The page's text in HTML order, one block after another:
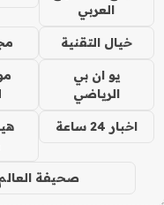
العربي
خيال التقنية
يو ان بي
الرياضي
اخبار 24 ساعة
صحيفة